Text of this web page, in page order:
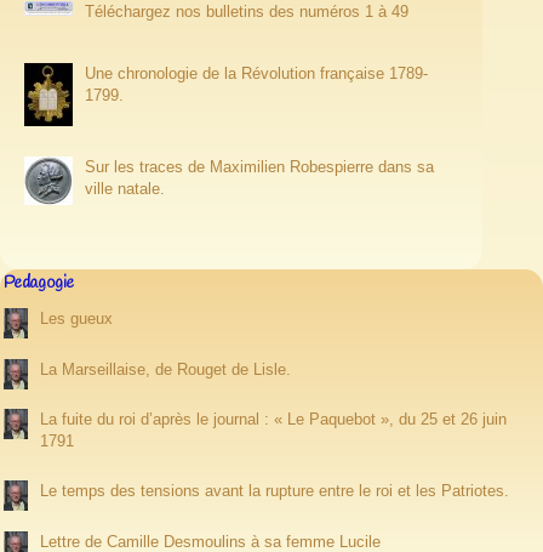
Téléchargez nos bulletins des numéros 1 à 49
Une chronologie de la Révolution française 1789-
1799.
Sur les traces de Maximilien Robespierre dans sa
ville natale.
Pedagogie
Les gueux
La Marseillaise, de Rouget de Lisle.
La fuite du roi d’après le journal : « Le Paquebot », du 25 et 26 juin
1791
Le temps des tensions avant la rupture entre le roi et les Patriotes.
Lettre de Camille Desmoulins à sa femme Lucile